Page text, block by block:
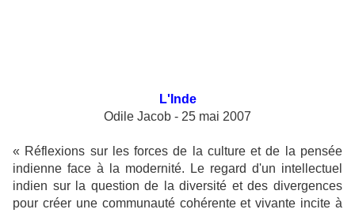
L'Inde
Odile Jacob - 25 mai 2007
« Réflexions sur les forces de la culture et de la pensée
indienne face à la modernité. Le regard d'un intellectuel
indien sur la question de la diversité et des divergences
pour créer une communauté cohérente et vivante incite à